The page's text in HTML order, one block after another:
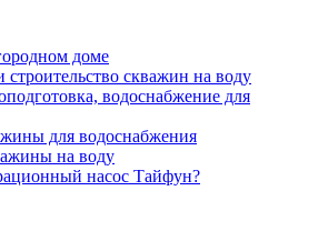
доме
скважин на воду
водоснабжение для
для водоснабжения
на воду
насос Тайфун?